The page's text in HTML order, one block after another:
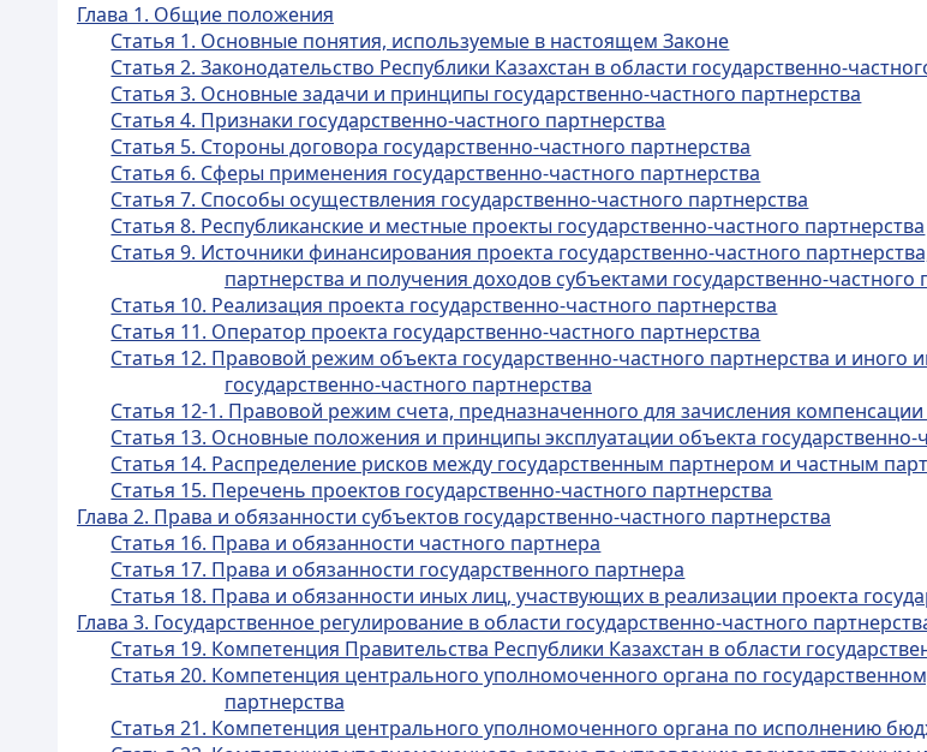
Глава 1. Общие положения
Статья 1. Основные понятия, используемые в настоящем Законе
Статья 2. Законодательство Республики Казахстан в области государственно-
Статья 3. Основные задачи и принципы государственно-частного партнерства
Статья 4. Признаки государственно-частного партнерства
Статья 5. Стороны договора государственно-частного партнерства
Статья 6. Сферы применения государственно-частного партнерства
Статья 7. Способы осуществления государственно-частного партнерства
Статья 8. Республиканские и местные проекты государственно-частного партнерства
Статья 9. Источники финансирования проекта государственно-частного
партнерства и получения доходов субъектами государственно-частного
Статья 10. Реализация проекта государственно-частного партнерства
Статья 11. Оператор проекта государственно-частного партнерства
Статья 12. Правовой режим объекта государственно-частного партнерства и
государственно-частного партнерства
Статья 12-1. Правовой режим счета, предназначенного для зачисления
Статья 13. Основные положения и принципы эксплуатации объекта государственно-
Статья 14. Распределение рисков между государственным партнером и частным
Статья 15. Перечень проектов государственно-частного партнерства
Глава 2. Права и обязанности субъектов государственно-частного партнерства
Статья 16. Права и обязанности частного партнера
Статья 17. Права и обязанности государственного партнера
Статья 18. Права и обязанности иных лиц, участвующих в реализации проекта
Глава 3. Государственное регулирование в области государственно-частного
Статья 19. Компетенция Правительства Республики Казахстан в области
Статья 20. Компетенция центрального уполномоченного органа по
партнерства
Статья 21. Компетенция центрального уполномоченного органа по исполнению